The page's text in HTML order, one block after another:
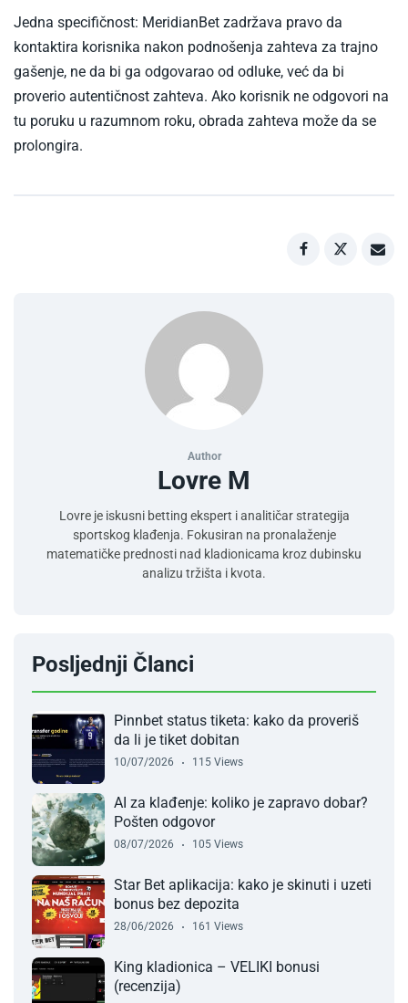
Jedna specifičnost: MeridianBet zadržava pravo da
kontaktira korisnika nakon podnošenja zahteva za trajno
gašenje, ne da bi ga odgovarao od odluke, već da bi
proverio autentičnost zahteva. Ako korisnik ne odgovori na
tu poruku u razumnom roku, obrada zahteva može da se
prolongira.
Author
Lovre M
Lovre je iskusni betting ekspert i analitičar strategija
sportskog klađenja. Fokusiran na pronalaženje
matematičke prednosti nad kladionicama kroz dubinsku
analizu tržišta i kvota.
Posljednji Članci
Pinnbet status tiketa: kako da proveriš
da li je tiket dobitan
10/07/2026 115 Views
AI za klađenje: koliko je zapravo dobar?
Pošten odgovor
08/07/2026 105 Views
Star Bet aplikacija: kako je skinuti i uzeti
bonus bez depozita
28/06/2026 161 Views
King kladionica – VELIKI bonusi
(recenzija)